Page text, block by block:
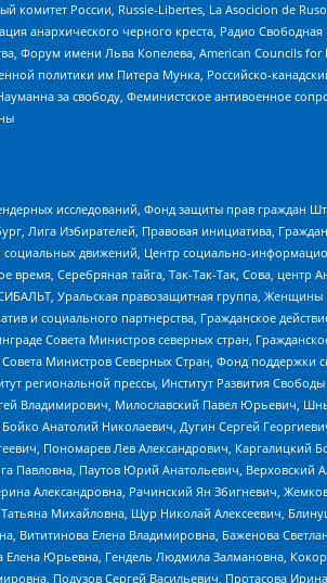
России, Russie-Libertes, La Asocicion de
анархического черного креста, Радио
Форум имени Льва Копелева, American Councils
политики им Питера Мунка, Российско-
за свободу, Феминистское антивоенное
исследований, Фонд защиты прав граждан
Избирателей, Правовая инициатива,
движений, Центр социально-
Серебряная тайга, Так-Так-Так, Сова, центр
Уральская правозащитная группа, Женщины
и социального партнерства, Гражданское
Совета Министров северных стран,
Министров Северных Стран, Фонд поддержки
региональной прессы, Институт Развития
Владимирович, Милославский Павел Юрьевич,
Анатолий Николаевич, Дугин Сергей
Пономарев Лев Александрович, Каргалицкий
Павловна, Паутов Юрий Анатольевич,
Александровна, Рачинский Ян Збигневич,
Михайловна, Щур Николай Алексеевич,
Елена Владимировна, Баженова
Елена Юрьевна, Гендель Людмила Залмановна,
Подузов Сергей Васильевич, Протасова